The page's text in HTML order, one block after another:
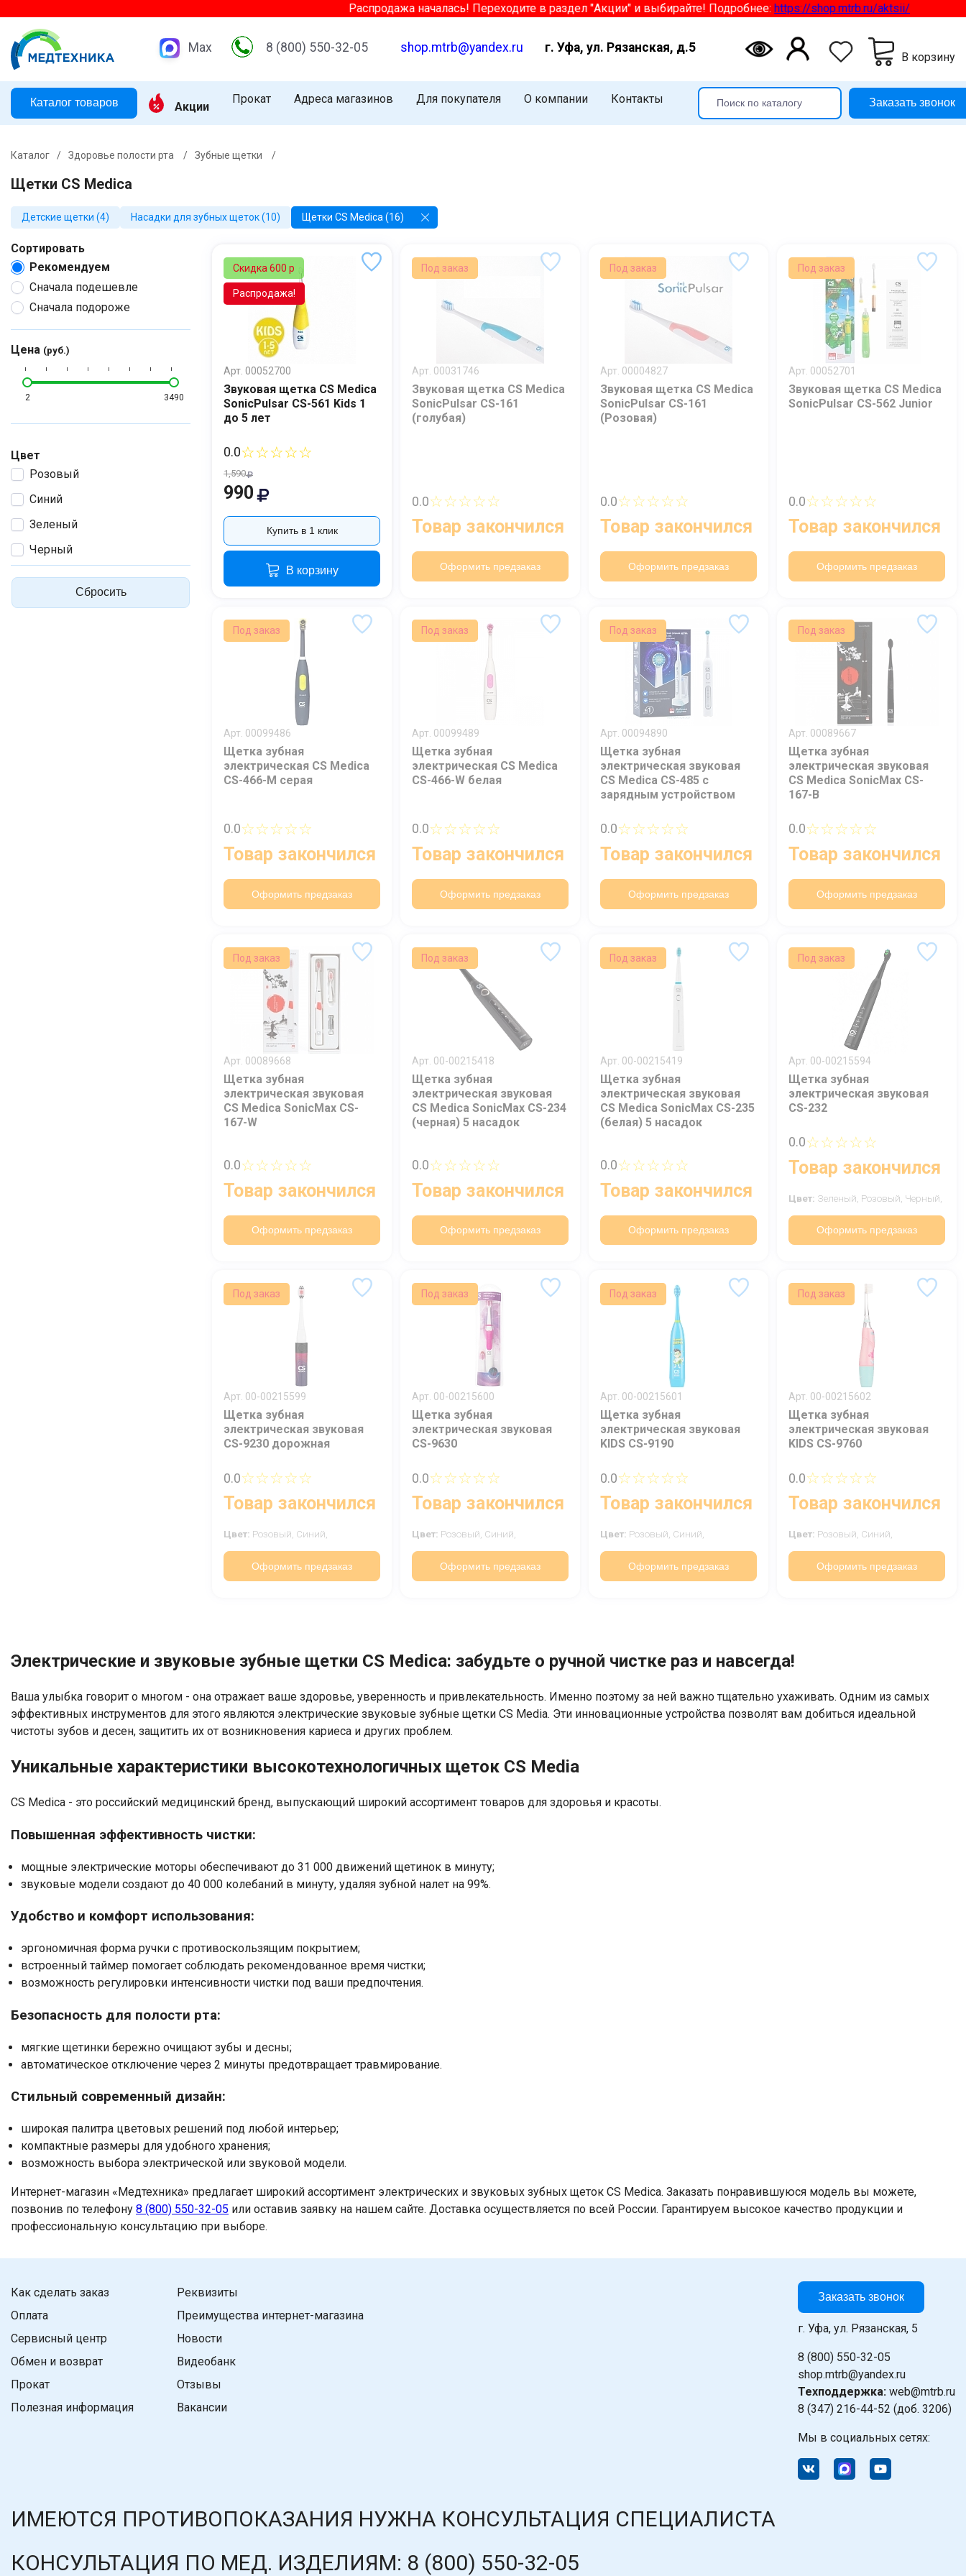
Распродажа началась! Переходите в раздел "Акции" и выбирайте! Подробнее:https://shop.mtrb.ru/aktsii/
Max 8 (800) 550-32-05 shop.mtrb@yandex.ru г. Уфа, ул. Рязанская, д.5
В корзину
Каталог товаров Акции
Прокат Адреса магазинов Для покупателя О компании Контакты Заказать звонок
Каталог / Здоровье полости рта / Зубные щетки /
Щетки CS Medica
Детские щетки (4) Насадки для зубных щеток (10) Щетки CS Medica (16)
Сортировать
Рекомендуем
Сначала подешевле
Сначала подороже
Цена (руб.)
2 3490
Цвет
Розовый
Синий
Зеленый
Черный
Сбросить
Скидка 600 р
Распродажа!
Арт. 00052700
Звуковая щетка CS Medica
SonicPulsar CS-561 Kids 1
до 5 лет
0.0☆☆☆☆☆
1,590
990
Купить в 1 клик
В корзину
Под заказ
Арт. 00031746
Звуковая щетка CS Medica
SonicPulsar CS-161
(голубая)
0.0☆☆☆☆☆
Товар закончился
Оформить предзаказ
Под заказ
Арт. 00004827
Звуковая щетка CS Medica
SonicPulsar CS-161
(Розовая)
0.0☆☆☆☆☆
Товар закончился
Оформить предзаказ
Под заказ
Арт. 00052701
Звуковая щетка CS Medica
SonicPulsar CS-562 Junior
0.0☆☆☆☆☆
Товар закончился
Оформить предзаказ
Под заказ
Арт. 00099486
Щетка зубная
электрическая CS Medica
CS-466-M серая
0.0☆☆☆☆☆
Товар закончился
Оформить предзаказ
Под заказ
Арт. 00099489
Щетка зубная
электрическая CS Medica
CS-466-W белая
0.0☆☆☆☆☆
Товар закончился
Оформить предзаказ
Под заказ
Арт. 00094890
Щетка зубная
электрическая звуковая
CS Medica CS-485 с
зарядным устройством
0.0☆☆☆☆☆
Товар закончился
Оформить предзаказ
Под заказ
Арт. 00089667
Щетка зубная
электрическая звуковая
CS Medica SonicMax CS-
167-B
0.0☆☆☆☆☆
Товар закончился
Оформить предзаказ
Под заказ
Арт. 00089668
Щетка зубная
электрическая звуковая
CS Medica SonicMax CS-
167-W
0.0☆☆☆☆☆
Товар закончился
Оформить предзаказ
Под заказ
Арт. 00-00215418
Щетка зубная
электрическая звуковая
CS Medica SonicMax CS-234
(черная) 5 насадок
0.0☆☆☆☆☆
Товар закончился
Оформить предзаказ
Под заказ
Арт. 00-00215419
Щетка зубная
электрическая звуковая
CS Medica SonicMax CS-235
(белая) 5 насадок
0.0☆☆☆☆☆
Товар закончился
Оформить предзаказ
Под заказ
Арт. 00-00215594
Щетка зубная
электрическая звуковая
CS-232
0.0☆☆☆☆☆
Товар закончился
Цвет: Зеленый, Розовый, Черный,
Оформить предзаказ
Под заказ
Арт. 00-00215599
Щетка зубная
электрическая звуковая
CS-9230 дорожная
0.0☆☆☆☆☆
Товар закончился
Цвет: Розовый, Синий,
Оформить предзаказ
Под заказ
Арт. 00-00215600
Щетка зубная
электрическая звуковая
CS-9630
0.0☆☆☆☆☆
Товар закончился
Цвет: Розовый, Синий,
Оформить предзаказ
Под заказ
Арт. 00-00215601
Щетка зубная
электрическая звуковая
KIDS CS-9190
0.0☆☆☆☆☆
Товар закончился
Цвет: Розовый, Синий,
Оформить предзаказ
Под заказ
Арт. 00-00215602
Щетка зубная
электрическая звуковая
KIDS CS-9760
0.0☆☆☆☆☆
Товар закончился
Цвет: Розовый, Синий,
Оформить предзаказ
Электрические и звуковые зубные щетки CS Medica: забудьте о ручной чистке раз и навсегда!
Ваша улыбка говорит о многом - она отражает ваше здоровье, уверенность и привлекательность. Именно поэтому за ней важно тщательно ухаживать. Одним из самых
эффективных инструментов для этого являются электрические звуковые зубные щетки CS Media. Эти инновационные устройства позволят вам добиться идеальной
чистоты зубов и десен, защитить их от возникновения кариеса и других проблем.
Уникальные характеристики высокотехнологичных щеток CS Media
CS Medica - это российский медицинский бренд, выпускающий широкий ассортимент товаров для здоровья и красоты.
Повышенная эффективность чистки:
мощные электрические моторы обеспечивают до 31 000 движений щетинок в минуту;
звуковые модели создают до 40 000 колебаний в минуту, удаляя зубной налет на 99%.
Удобство и комфорт использования:
эргономичная форма ручки с противоскользящим покрытием;
встроенный таймер помогает соблюдать рекомендованное время чистки;
возможность регулировки интенсивности чистки под ваши предпочтения.
Безопасность для полости рта:
мягкие щетинки бережно очищают зубы и десны;
автоматическое отключение через 2 минуты предотвращает травмирование.
Стильный современный дизайн:
широкая палитра цветовых решений под любой интерьер;
компактные размеры для удобного хранения;
возможность выбора электрической или звуковой модели.
Интернет-магазин «Медтехника» предлагает широкий ассортимент электрических и звуковых зубных щеток CS Medica. Заказать понравившуюся модель вы можете,
позвонив по телефону 8 (800) 550-32-05 или оставив заявку на нашем сайте. Доставка осуществляется по всей России. Гарантируем высокое качество продукции и
профессиональную консультацию при выборе.
Как сделать заказ
Оплата
Сервисный центр
Обмен и возврат
Прокат
Полезная информация
Реквизиты
Преимущества интернет-магазина
Новости
Видеобанк
Отзывы
Вакансии
Заказать звонок
г. Уфа, ул. Рязанская, 5
8 (800) 550-32-05
shop.mtrb@yandex.ru
Техподдержка: web@mtrb.ru
8 (347) 216-44-52 (доб. 3206)
Мы в социальных сетях:
ИМЕЮТСЯ ПРОТИВОПОКАЗАНИЯ НУЖНА КОНСУЛЬТАЦИЯ СПЕЦИАЛИСТА
КОНСУЛЬТАЦИЯ ПО МЕД. ИЗДЕЛИЯМ: 8 (800) 550-32-05
Ваше имя
Отправить
Нажимая на кнопку "Отправить" вы
соглашаетесь на обработку